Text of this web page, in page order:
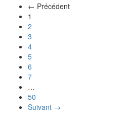
← Précédent
1
2
3
4
5
6
7
…
50
Suivant →